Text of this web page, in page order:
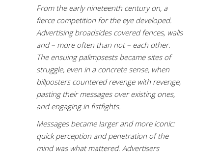
From the early nineteenth century on, a
fierce competition for the eye developed.
Advertising broadsides covered fences, walls
and – more often than not – each other.
The ensuing palimpsests became sites of
struggle, even in a concrete sense, when
billposters countered revenge with revenge,
pasting their messages over existing ones,
and engaging in fistfights.
Messages became larger and more iconic:
quick perception and penetration of the
mind was what mattered. Advertisers